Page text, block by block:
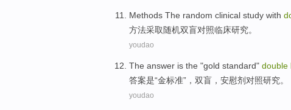
Methods The random clinical study with
方法采取随机双盲对照临床研究。
youdao
The answer is the "gold standard" double
答案是“金标准”， 双盲 ， 安慰剂 对照研究。
youdao